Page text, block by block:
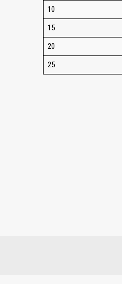
10
15
20
25